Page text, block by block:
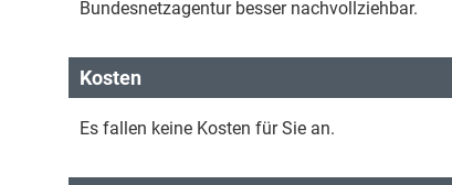
Bundesnetzagentur besser nachvollziehbar.
Kosten
Es fallen keine Kosten für Sie an.